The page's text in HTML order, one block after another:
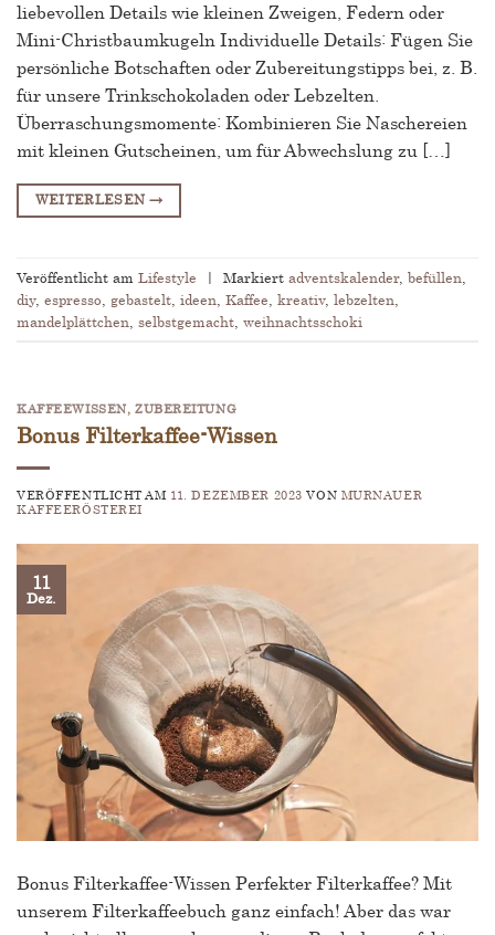
liebevollen Details wie kleinen Zweigen, Federn oder
Mini-Christbaumkugeln Individuelle Details: Fügen Sie
persönliche Botschaften oder Zubereitungstipps bei, z. B.
für unsere Trinkschokoladen oder Lebzelten.
Überraschungsmomente: Kombinieren Sie Naschereien
mit kleinen Gutscheinen, um für Abwechslung zu […]
WEITERLESEN →
Veröffentlicht am Lifestyle | Markiert adventskalender, befüllen
diy, espresso gebastelt ideen Kaffee kreativ, lebzelten
mandelplättchen selbstgemacht weihnachtsschoki
KAFFEEWISSEN, ZUBEREITUNG
Bonus Filterkaffee-Wissen
VERÖFFENTLICHT AM 11. DEZEMBER 2023 VON MURNAUER
KAFFEERÖSTEREI
11
Dez.
Bonus Filterkaffee-Wissen Perfekter Filterkaffee? Mit
unserem Filterkaffeebuch ganz einfach! Aber das war